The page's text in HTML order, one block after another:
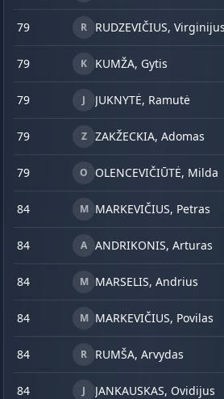
79 R RUDZEVIČIUS, Virginijus
79 K KUMŽA, Gytis
79 J JUKNYTĖ, Ramutė
79 Z ZAKŽECKIA, Adomas
79 O OLENCEVIČIŪTĖ, Milda
84 M MARKEVIČIUS, Petras
84 A ANDRIKONIS, Arturas
84 M MARSELIS, Andrius
84 M MARKEVIČIUS, Povilas
84 R RUMŠA, Arvydas
84 J JANKAUSKAS, Ovidijus